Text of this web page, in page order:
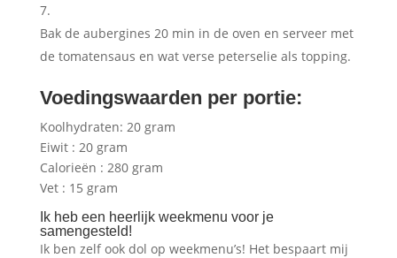
Bak de aubergines 20 min in de oven en serveer met
de tomatensaus en wat verse peterselie als topping.
Voedingswaarden per portie:
Koolhydraten: 20 gram
Eiwit : 20 gram
Calorieën : 280 gram
Vet : 15 gram
Ik heb een heerlijk weekmenu voor je
samengesteld!
Ik ben zelf ook dol op weekmenu’s! Het bespaart mij